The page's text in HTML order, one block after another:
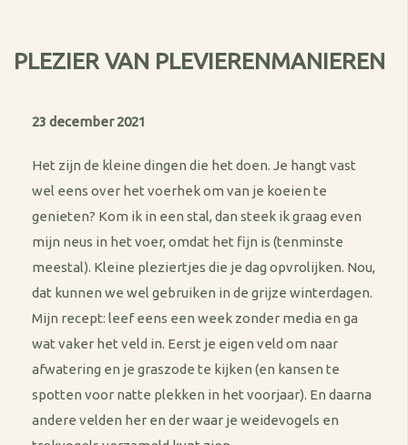
PLEZIER VAN PLEVIERENMANIEREN
23 december 2021
Het zijn de kleine dingen die het doen. Je hangt vast
wel eens over het voerhek om van je koeien te
genieten? Kom ik in een stal, dan steek ik graag even
mijn neus in het voer, omdat het fijn is (tenminste
meestal). Kleine pleziertjes die je dag opvrolijken. Nou,
dat kunnen we wel gebruiken in de grijze winterdagen.
Mijn recept: leef eens een week zonder media en ga
wat vaker het veld in. Eerst je eigen veld om naar
afwatering en je graszode te kijken (en kansen te
spotten voor natte plekken in het voorjaar). En daarna
andere velden her en der waar je weidevogels en